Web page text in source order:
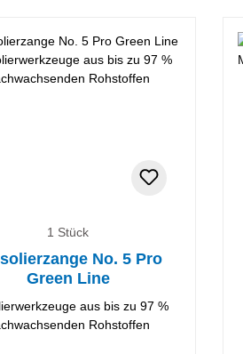
1 Stück
No. 5 Pro
Green Line
aus bis zu 97 %
Rohstoffen